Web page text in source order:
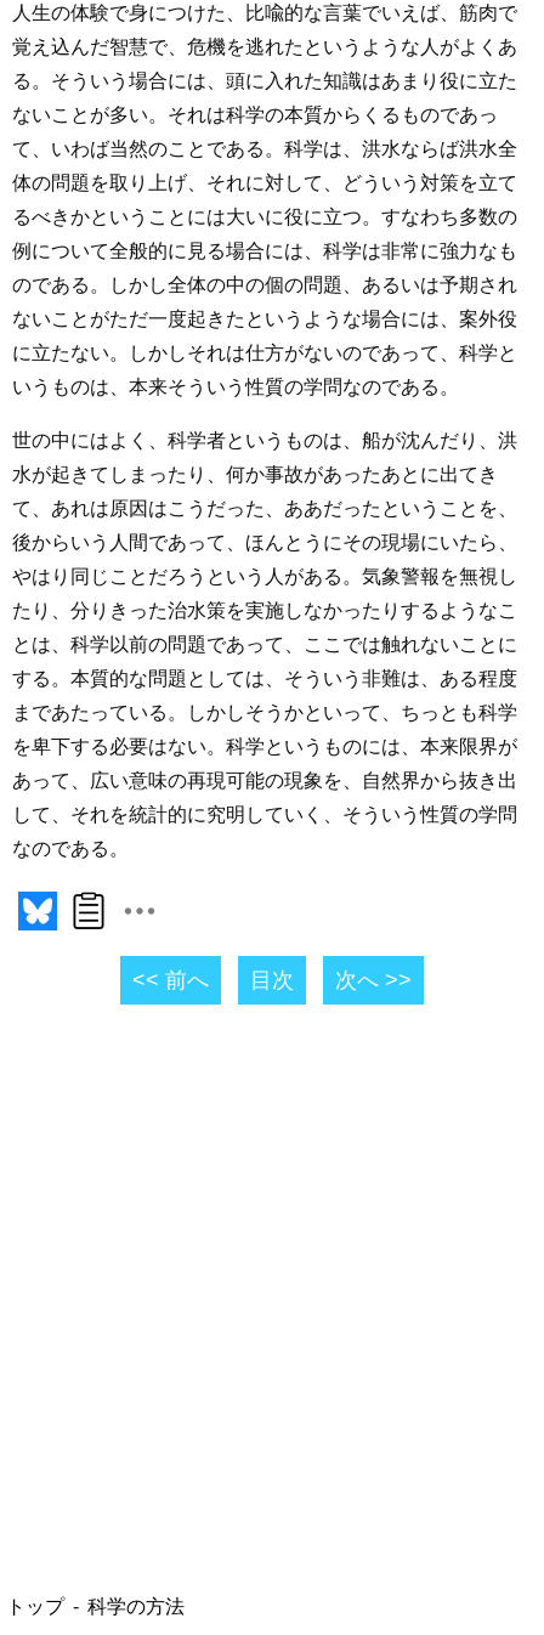
人生の体験で身につけた、比喩的な言葉でいえば、筋肉で
覚え込んだ智慧で、危機を逃れたというような人がよくあ
る。そういう場合には、頭に入れた知識はあまり役に立た
ないことが多い。それは科学の本質からくるものであっ
て、いわば当然のことである。科学は、洪水ならば洪水全
体の問題を取り上げ、それに対して、どういう対策を立て
るべきかということには大いに役に立つ。すなわち多数の
例について全般的に見る場合には、科学は非常に強力なも
のである。しかし全体の中の個の問題、あるいは予期され
ないことがただ一度起きたというような場合には、案外役
に立たない。しかしそれは仕方がないのであって、科学と
いうものは、本来そういう性質の学問なのである。
世の中にはよく、科学者というものは、船が沈んだり、洪
水が起きてしまったり、何か事故があったあとに出てき
て、あれは原因はこうだった、ああだったということを、
後からいう人間であって、ほんとうにその現場にいたら、
やはり同じことだろうという人がある。気象警報を無視し
たり、分りきった治水策を実施しなかったりするようなこ
とは、科学以前の問題であって、ここでは触れないことに
する。本質的な問題としては、そういう非難は、ある程度
まであたっている。しかしそうかといって、ちっとも科学
を卑下する必要はない。科学というものには、本来限界が
あって、広い意味の再現可能の現象を、自然界から抜き出
して、それを統計的に究明していく、そういう性質の学問
なのである。
<< 前へ 目次 次へ >>
トップ 科学の方法